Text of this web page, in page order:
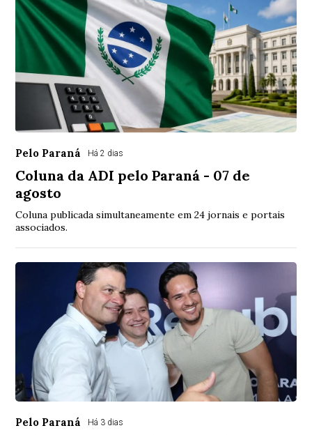
Pelo Paraná Há 2 dias
Coluna da ADI pelo Paraná - 07 de
agosto
Coluna publicada simultaneamente em 24 jornais e portais
associados.
Pelo Paraná Há 3 dias